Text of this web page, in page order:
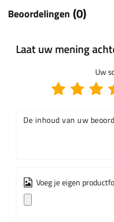
Beoordelingen (0)
Laat uw mening
Uw
De inhoud van uw
Voeg je eigen